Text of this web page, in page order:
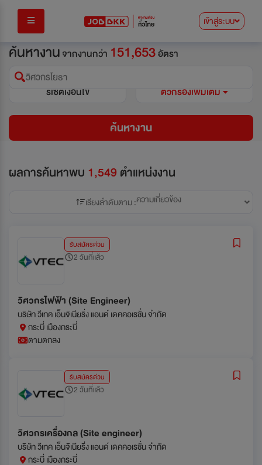
เข้าสู่ระบบ
ค้นหางานจากงานกว่า 151,653อัตรา
วิศวกรโยธา
รีเซ็ตเงื่อนไข
ตัวกรองเพิ่มเติม
ค้นหางาน
ผลการค้นหาพบ 1,549ตำแหน่งงาน
เรียงลำดับตาม :ความเกี่ยวข้อง
รับสมัครด่วน
2 วันที่แล้ว
วิศวกรไฟฟ้า (Site Engineer)
บริษัท วีเทค เอ็นจิเนียริ่ง แอนด์ เดคคอเรชั่น จำกัด
กระบี่ เมืองกระบี่
ตามตกลง
รับสมัครด่วน
2 วันที่แล้ว
วิศวกรเครื่องกล (Site engineer)
บริษัท วีเทค เอ็นจิเนียริ่ง แอนด์ เดคคอเรชั่น จำกัด
กระบี่ เมืองกระบี่